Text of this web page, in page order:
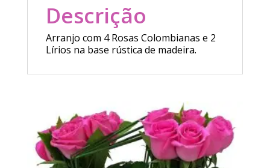
Descrição
Arranjo com 4 Rosas Colombianas e 2
Lírios na base rústica de madeira.